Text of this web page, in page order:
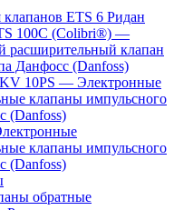
ETS 6 Ридан
100C (Colibri®) —
расширительный клапан
Данфосс (Danfoss)
10PS — Электронные
клапаны импульсного
(Danfoss)
клапаны импульсного
(Danfoss)
обратные